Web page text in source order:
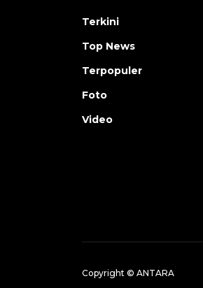
Terkini
Top News
Terpopuler
Foto
Video
Copyright © ANTARA